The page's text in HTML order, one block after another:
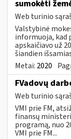
sumokėti
Web turinio
Valstybinė
informuoja, kad
apskaičiavo už
šiandien
Metai: 2020
FVadovų
Web turinio
VMI prie FM,
finansų ministeri
programą, nuo
VMI prie FM...